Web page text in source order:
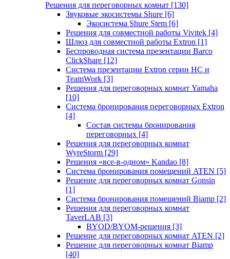
Решения для переговорных комнат [130]
Звуковые экосистемы Shure [6]
Экосистема Shure Stem [6]
Решения для совместной работы Vivitek [4]
Шлюз для совместной работы Extron [1]
Беспроводная система презентации Barco
ClickShare [12]
Система презентации Extron серии HC и
TeamWork [3]
Решения для переговорных комнат Yamaha
[10]
Система бронирования переговорных Extron
[4]
Состав системы бронирования
переговорных [4]
Решения для переговорных комнат
WyreStorm [29]
Решения «все-в-одном» Kandao [8]
Система бронирования помещений ATEN [5]
Решение для переговорных комнат Gonsin
[1]
Система бронирования помещений Biamp [2]
Решения для переговорных комнат
TaverLAB [3]
BYOD/BYOM-решения [3]
Решение для переговорных комнат ATEN [2]
Решение для переговорных комнат Biamp
[40]